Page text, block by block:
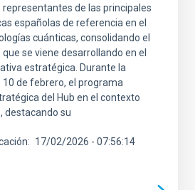
de las principales
españolas de referencia en el
cuánticas, consolidando el
se viene desarrollando en el
estratégica. Durante la
de febrero, el programa
del Hub en el contexto
destacando su
17/02/2026 - 07:56:14